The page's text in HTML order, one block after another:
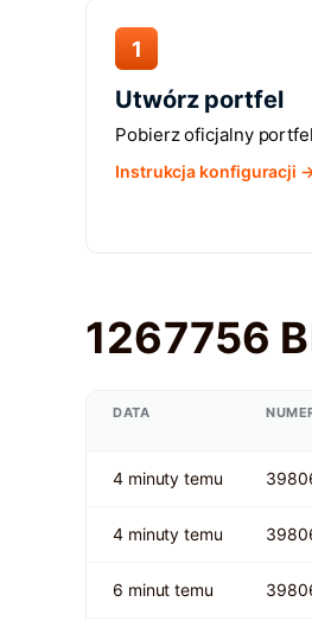
1
Utwórz portfel
Pobierz oficjalny
Instrukcja konfiguracji
1267756
DATA
4 minuty temu
4 minuty temu
6 minut temu